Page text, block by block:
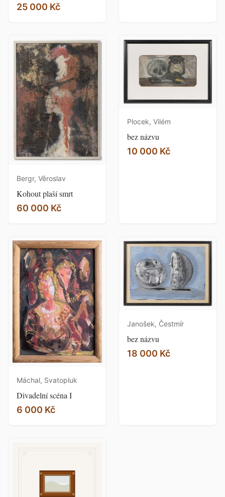
25 000 Kč
Bergr, Věroslav
Kohout plaší smrt
60 000 Kč
Plocek, Vilém
bez názvu
10 000 Kč
Máchal, Svatopluk
Divadelní scéna I
6 000 Kč
Janošek, Čestmír
bez názvu
18 000 Kč